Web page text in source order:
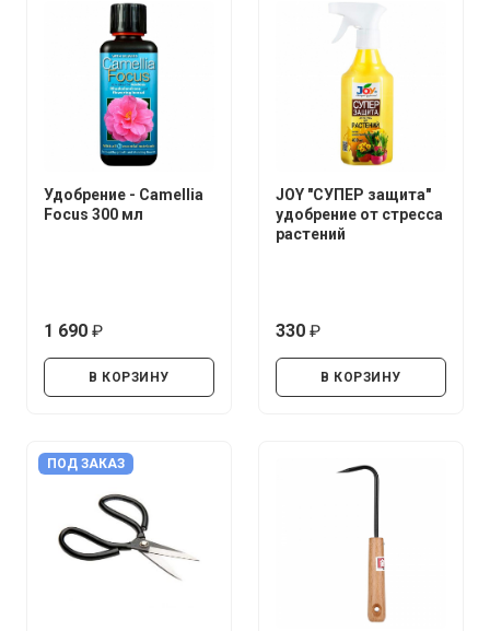
Удобрение - Camellia
Focus 300 мл
1 690
В КОРЗИНУ
JOY "СУПЕР защита"
удобрение от стресса
растений
330
В КОРЗИНУ
ПОД ЗАКАЗ